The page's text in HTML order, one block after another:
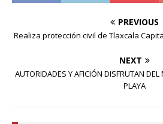
PREVIOUS
Realiza protección civil de Tlaxcala
NEXT
AUTORIDADES Y AFICIÓN DISFRUTAN
PLAYA